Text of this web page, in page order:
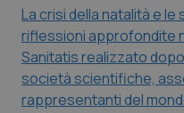
Campania
Emilia-Romagna
Friuli Venezia
Car-T
Colesterolo &
Dermatite Atopica
La crisi della natalità e
riflessioni approfondite
Sanitatis realizzato
società scientifiche,
rappresentanti del